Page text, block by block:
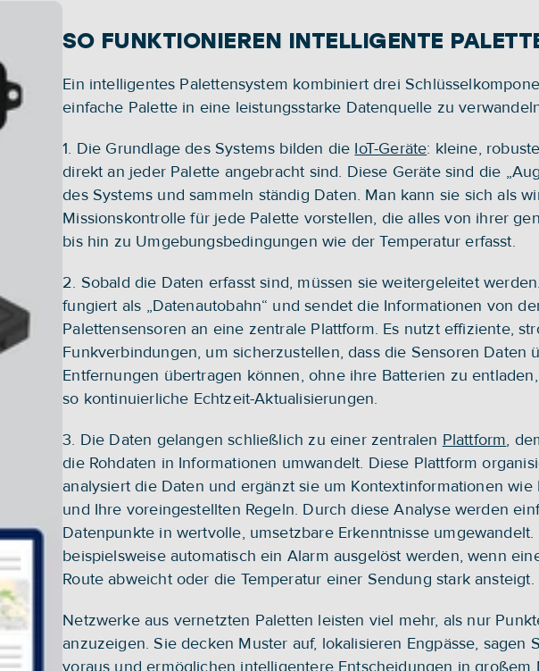
SO FUNKTIONIEREN INTELLIGENTE
Ein intelligentes Palettensystem kombiniert drei
einfache Palette in eine leistungsstarke Datenquelle zu
1. Die Grundlage des Systems bilden die IoT-Geräte: kleine,
direkt an jeder Palette angebracht sind. Diese Geräte sind die
des Systems und sammeln ständig Daten. Man kann sie sich als
Missionskontrolle für jede Palette vorstellen, die alles von ihrer
bis hin zu Umgebungsbedingungen wie der Temperatur erfasst.
2. Sobald die Daten erfasst sind, müssen sie weitergeleitet
fungiert als „Datenautobahn“ und sendet die Informationen von
Palettensensoren an eine zentrale Plattform. Es nutzt effiziente,
Funkverbindungen, um sicherzustellen, dass die Sensoren Daten
Entfernungen übertragen können, ohne ihre Batterien zu
so kontinuierliche Echtzeit-Aktualisierungen.
3. Die Daten gelangen schließlich zu einer zentralen Plattform,
die Rohdaten in Informationen umwandelt. Diese Plattform
analysiert die Daten und ergänzt sie um Kontextinformationen
und Ihre voreingestellten Regeln. Durch diese Analyse werden
Datenpunkte in wertvolle, umsetzbare Erkenntnisse umgewandelt.
beispielsweise automatisch ein Alarm ausgelöst werden, wenn
Route abweicht oder die Temperatur einer Sendung stark ansteigt.
Netzwerke aus vernetzten Paletten leisten viel mehr, als nur
anzuzeigen. Sie decken Muster auf, lokalisieren Engpässe, sagen
voraus und ermöglichen intelligentere Entscheidungen in großem